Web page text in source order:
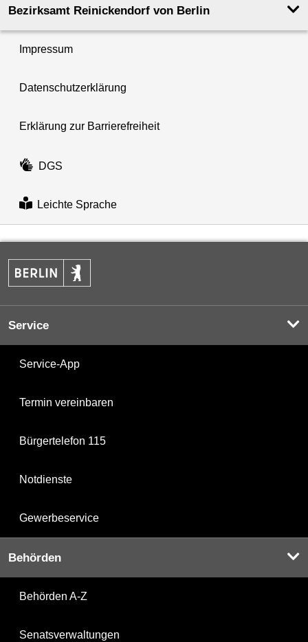
Bezirksamt Reinickendorf von Berlin
Impressum
Datenschutzerklärung
Erklärung zur Barrierefreiheit
DGS
Leichte Sprache
Service
Service-App
Termin vereinbaren
Bürgertelefon 115
Notdienste
Gewerbeservice
Behörden
Behörden A-Z
Senatsverwaltungen